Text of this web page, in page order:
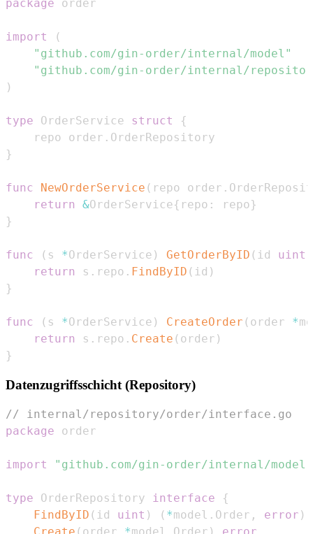
package
import
(
"github.com/gin-order/internal/model"
"github.com/gin-order/internal/
)
type OrderService struct
{
    repo order
.
}
func NewOrderService ( repo order .
return
&OrderService{ repo : repo}
}
func ( s *OrderService ) GetOrderByID ( id uint
return
s . repo . FindByID ( id )
}
func ( s *OrderService ) CreateOrder ( order *
return
s . repo . Create ( order )
}
Datenzugriffsschicht (Repository)
// internal/repository/order/interface.go
package
import "github.com/gin-order/internal/model"
type OrderRepository interface
{
FindByID ( id uint ) ( *model . Order , error )